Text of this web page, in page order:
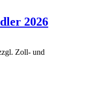
2026
Zoll- und